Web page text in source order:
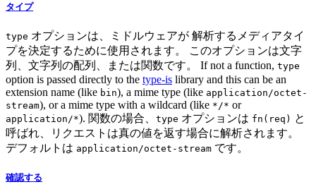
タイプ
type オプションは、ミドルウェアが 解析するメディアタイ
プを決定するために使用されます。 このオプションは文字
列、文字列の配列、または関数です。 If not a function, type
option is passed directly to the type-is library and this can be an
extension name (like bin), a mime type (like application/octet-
stream), or a mime type with a wildcard (like */* or
application/*). 関数の場合、 type オプションは fn(req) と
呼ばれ、リクエストは真の値を返す場合に解析されます。
デフォルトは application/octet-stream です。
確認する